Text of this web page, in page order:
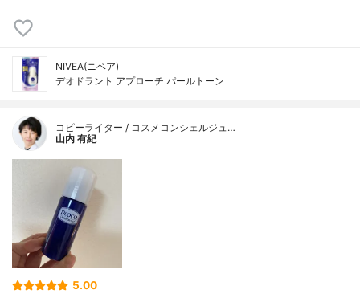
NIVEA(ニベア)
デオドラント アプローチ パールトーン
コピーライター / コスメコンシェルジュ…
山内 有紀
5.00